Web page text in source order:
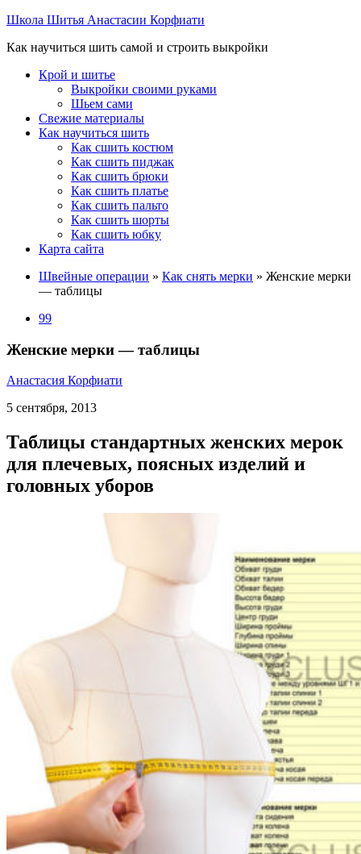
Школа Шитья Анастасии Корфиати
Как научиться шить самой и строить выкройки
Крой и шитье
Выкройки своими руками
Шьем сами
Свежие материалы
Как научиться шить
Как сшить костюм
Как сшить пиджак
Как сшить брюки
Как сшить платье
Как сшить пальто
Как сшить шорты
Как сшить юбку
Карта сайта
Швейные операции » Как снять мерки » Женские мерки
— таблицы
99
Женские мерки — таблицы
Анастасия Корфиати
5 сентября, 2013
Таблицы стандартных женских мерок
для плечевых, поясных изделий и
головных уборов